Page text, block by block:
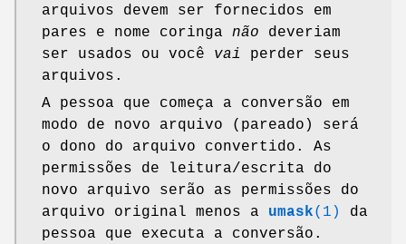
arquivos devem ser fornecidos em
pares e nome coringa não deveriam
ser usados ou você vai
perder seus
arquivos.
A pessoa que começa a conversão em
modo de novo arquivo (pareado) será
o dono do arquivo convertido. As
permissões de leitura/escrita do
novo arquivo serão as permissões do
arquivo original menos a umask(1)
da
pessoa que executa a conversão.